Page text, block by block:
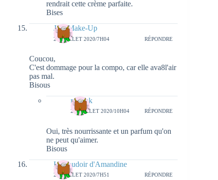
rendrait cette crème parfaite.
Bises
JolieMake-Up
26 JUILLET 2020/7H04 RÉPONDRE
Coucou,
C'est dommage pour la compo, car elle ava8l'air
pas mal.
Bisous
natieak
27 JUILLET 2020/10H04 RÉPONDRE
Oui, très nourrissante et un parfum qu'on
ne peut qu'aimer.
Bisous
Le boudoir d'Amandine
26 JUILLET 2020/7H51 RÉPONDRE